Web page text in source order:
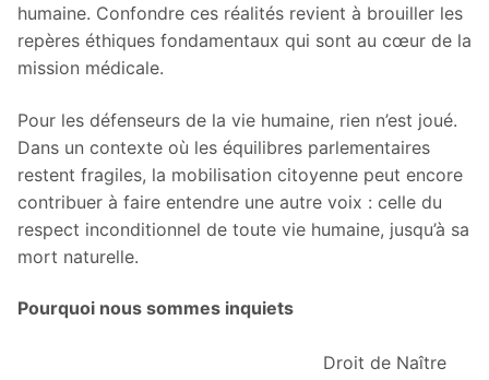
humaine. Confondre ces réalités revient à brouiller les
repères éthiques fondamentaux qui sont au cœur de la
mission médicale.
Pour les défenseurs de la vie humaine, rien n’est joué.
Dans un contexte où les équilibres parlementaires
restent fragiles, la mobilisation citoyenne peut encore
contribuer à faire entendre une autre voix : celle du
respect inconditionnel de toute vie humaine, jusqu’à sa
mort naturelle.
Pourquoi nous sommes inquiets
Droit de Naître